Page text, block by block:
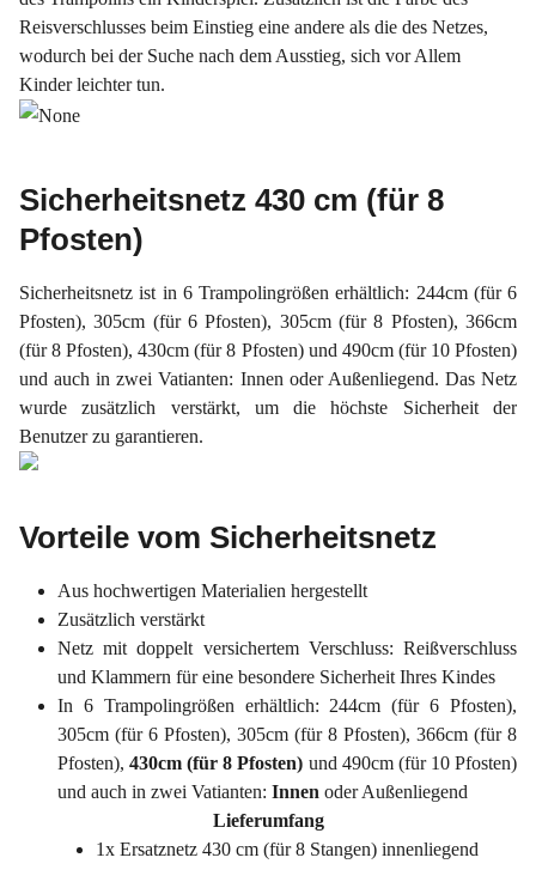
Reisverschlusses beim Einstieg eine andere als die des Netzes,
wodurch bei der Suche nach dem Ausstieg, sich vor Allem
Kinder leichter tun.
Sicherheitsnetz 430 cm (für 8
Pfosten)
Sicherheitsnetz ist in 6 Trampolingrößen erhältlich: 244cm (für 6
Pfosten), 305cm (für 6 Pfosten), 305cm (für 8 Pfosten), 366cm
(für 8 Pfosten), 430cm (für 8 Pfosten) und 490cm (für 10 Pfosten)
und auch in zwei Vatianten: Innen oder Außenliegend. Das Netz
wurde zusätzlich verstärkt, um die höchste Sicherheit der
Benutzer zu garantieren.
Vorteile vom Sicherheitsnetz
Aus hochwertigen Materialien hergestellt
Zusätzlich verstärkt
Netz mit doppelt versichertem Verschluss: Reißverschluss
und Klammern für eine besondere Sicherheit Ihres Kindes
In 6 Trampolingrößen erhältlich: 244cm (für 6 Pfosten),
305cm (für 6 Pfosten), 305cm (für 8 Pfosten), 366cm (für 8
Pfosten),430cm (für 8 Pfosten) und 490cm (für 10 Pfosten)
und auch in zwei Vatianten: Innen oder Außenliegend
Lieferumfang
1x Ersatznetz 430 cm (für 8 Stangen) innenliegend